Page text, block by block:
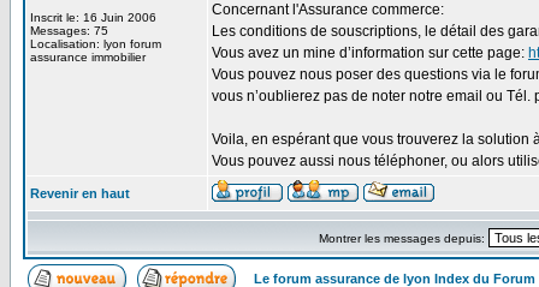
Inscrit le: 16 Juin 2006
Messages: 75
Localisation: lyon forum
assurance immobilier
Concernant l'Assurance commerce:
Les conditions de souscriptions, le détail des
Vous avez un mine d’information sur cette page:
Vous pouvez nous poser des questions via le
vous n’oublierez pas de noter notre email ou Tél.
Voila, en espérant que vous trouverez la solution
Vous pouvez aussi nous téléphoner, ou alors
Revenir en haut
Montrer les messages depuis:
Le forum assurance de lyon Index du Forum